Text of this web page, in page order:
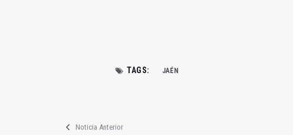
TAGS: JAÉN
Noticia Anterior